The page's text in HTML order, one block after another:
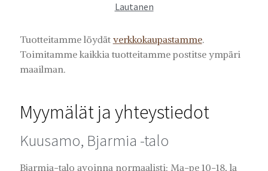
Lautanen
Tuotteitamme löydät verkkokaupastamme.
Toimitamme kaikkia tuotteitamme postitse ympäri
maailman.
Myymälät ja yhteystiedot
Kuusamo, Bjarmia -talo
Bjarmia-talo avoinna normaalisti: Ma-pe 10-18, la